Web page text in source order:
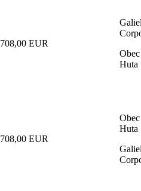
708,00 EUR
Huta
708,00 EUR
Huta